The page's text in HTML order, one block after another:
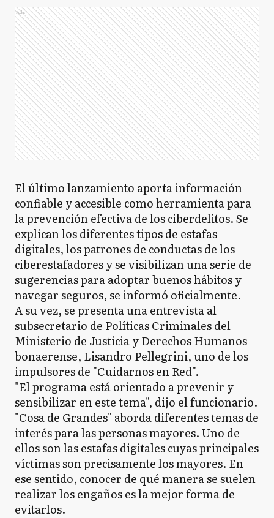
Ads
El último lanzamiento aporta información
confiable y accesible como herramienta para
la prevención efectiva de los ciberdelitos. Se
explican los diferentes tipos de estafas
digitales, los patrones de conductas de los
ciberestafadores y se visibilizan una serie de
sugerencias para adoptar buenos hábitos y
navegar seguros, se informó oficialmente.
A su vez, se presenta una entrevista al
subsecretario de Políticas Criminales del
Ministerio de Justicia y Derechos Humanos
bonaerense, Lisandro Pellegrini, uno de los
impulsores de "Cuidarnos en Red".
"El programa está orientado a prevenir y
sensibilizar en este tema", dijo el funcionario.
"Cosa de Grandes" aborda diferentes temas de
interés para las personas mayores. Uno de
ellos son las estafas digitales cuyas principales
víctimas son precisamente los mayores. En
ese sentido, conocer de qué manera se suelen
realizar los engaños es la mejor forma de
evitarlos.